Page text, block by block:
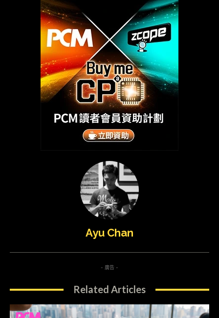
Ayu Chan
- 廣告 -
Related Articles